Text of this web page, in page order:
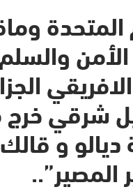
المتحدة
شرقي
ديالو و
المصير”..